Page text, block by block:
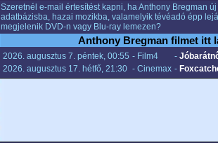
Szeretnél e-mail értesítést kapni, ha Anthony Bregman
adatbázisba, hazai mozikba, valamelyik tévéadó épp
megjelenik DVD-n vagy Blu-ray lemezen?
Anthony Bregman filmet itt
2026. augusztus 7. péntek, 00:55 - Film4 -
2026. augusztus 17. hétfő, 21:30 - Cinemax -